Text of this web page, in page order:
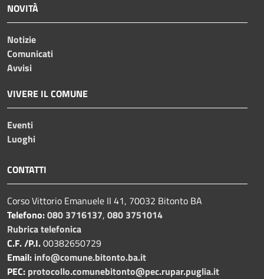
NOVITÀ
Notizie
Comunicati
Avvisi
VIVERE IL COMUNE
Eventi
Luoghi
CONTATTI
Corso Vittorio Emanuele II 41, 70032 Bitonto BA
Telefono:080 3716137, 080 3751014
Rubrica telefonica
C.F. /P.I.00382650729
Email: info@comune.bitonto.ba.it
PEC: protocollo.comunebitonto@pec.rupar.puglia.it